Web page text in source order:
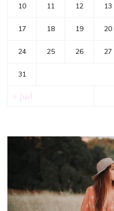
10 11 12 13
17 18 19 20
24 25 26 27
31
« Juil